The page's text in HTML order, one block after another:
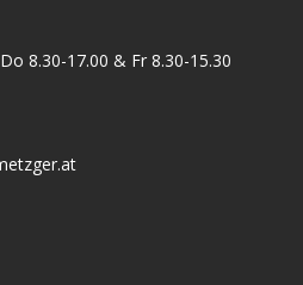
8.30-17.00 & Fr 8.30-15.30